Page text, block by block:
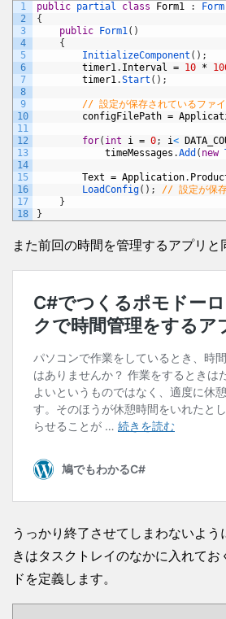
1
2
3
4
5
6
7
8
9
10
11
12
13
14
15
16
17
18
public partial class Form1 :
Form
{
public
Form1( )
{
InitializeComponent ( ) ;
timer1. Interval = 10 *
timer1.Start ( ) ;
// 設定が保存されているファ
configFilePath =
for( int i = 0; i<
timeMessages .Add ( new
Text = Application.
LoadConfig( ) ;
// 設定が保存
}
}
また前回の時間を管理するアプリと
うっかり終了させてしまわないよう
きはタスクトレイのなかに入れてお
ドを定義します。